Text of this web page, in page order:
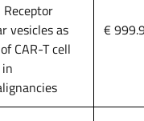
vesicles as
CAR-T cell
€